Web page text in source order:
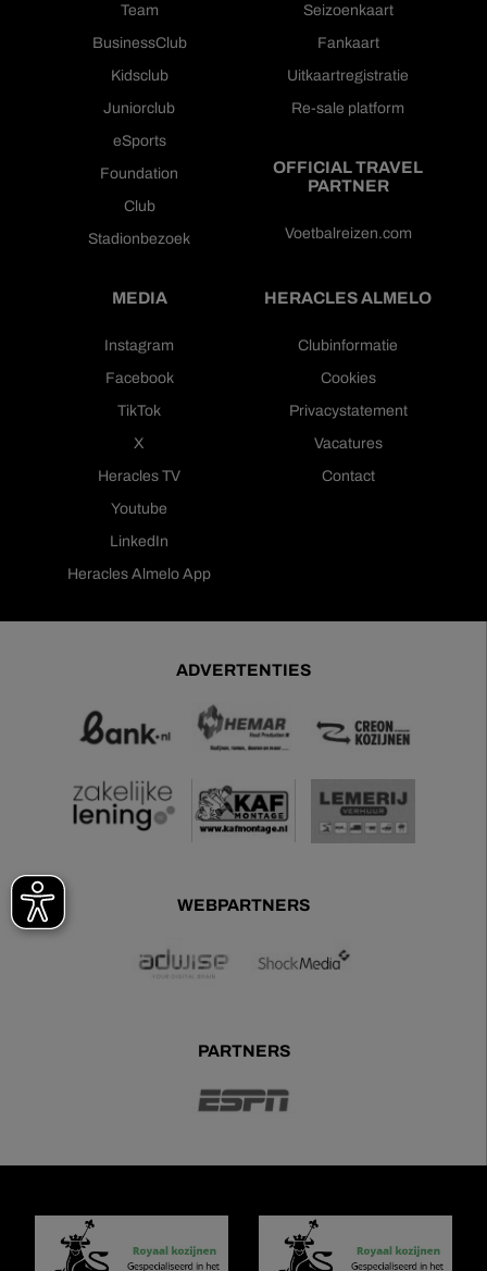
Team
BusinessClub
Kidsclub
Juniorclub
eSports
Foundation
Club
Stadionbezoek
Seizoenkaart
Fankaart
Uitkaartregistratie
Re-sale platform
OFFICIAL TRAVEL
PARTNER
Voetbalreizen.com
MEDIA
Instagram
Facebook
TikTok
X
Heracles TV
Youtube
LinkedIn
Heracles Almelo App
HERACLES ALMELO
Clubinformatie
Cookies
Privacystatement
Vacatures
Contact
ADVERTENTIES
WEBPARTNERS
PARTNERS